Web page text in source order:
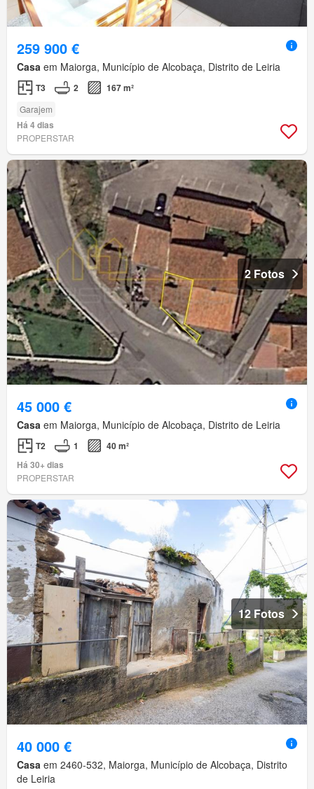
259 900 €
Casa em Maiorga, Município de Alcobaça, Distrito de Leiria
T3 2 167 m²
Garajem
Há 4 dias
PROPERSTAR
2 Fotos
45 000 €
Casa em Maiorga, Município de Alcobaça, Distrito de Leiria
T2 1
40 m²
Há 30+ dias
PROPERSTAR
12 Fotos
40 000 €
Casa em 2460-532, Maiorga, Município de Alcobaça, Distrito
de Leiria